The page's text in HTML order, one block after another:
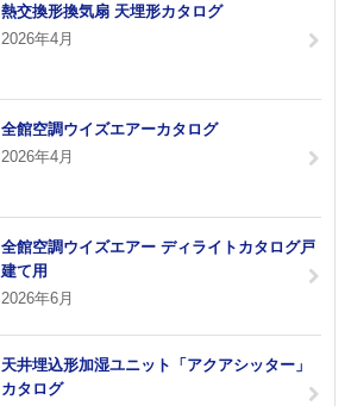
熱交換形換気扇 天埋形カタログ
2026年4月
全館空調ウイズエアーカタログ
2026年4月
全館空調ウイズエアー ディライトカタログ戸
建て用
2026年6月
天井埋込形加湿ユニット「アクアシッター」
カタログ